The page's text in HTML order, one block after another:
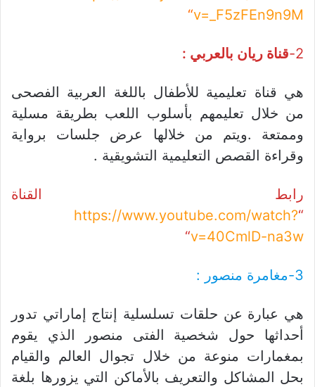
v=_F5zFEn9n9M
“
2- قناة ريان بالعربي :
هي قناة تعليمية للأطفال باللغة العربية الفصحى
من خلال تعليمهم بأسلوب اللعب بطريقة مسلية
وممتعة .ويتم من خلالها عرض جلسات برواية
وقراءة القصص التعليمية التشويقية .
رابط القناة
“
https://www.youtube.com/watch?
v=40CmlD-na3w
“
3-مغامرة منصور :
هي عبارة عن حلقات تسلسلية إنتاج إماراتي تدور
أحداثها حول شخصية الفتى منصور الذي يقوم
بمغمارات منوعة من خلال تجوال العالم والقيام
بحل المشاكل والتعريف بالأماكن التي يزورها بلغة